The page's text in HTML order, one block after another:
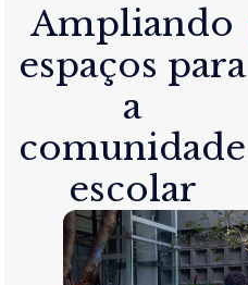
Ampliando
espaços para
a
comunidade
escolar